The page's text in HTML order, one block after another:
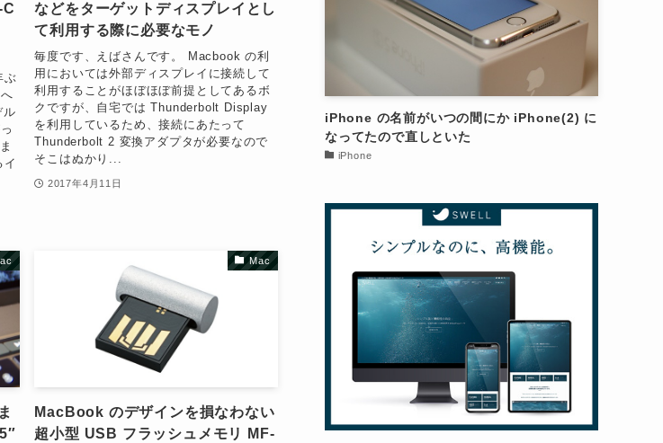
ぶ
ル
などをターゲットディスプレイとし
て利用する際に必要なモノ
毎度です、えばさんです。 Macbook の利
用においては外部ディスプレイに接続して
利用することがほぼほぼ前提としてあるボ
クですが、自宅では Thunderbolt Display
を利用しているため、接続にあたって
Thunderbolt 2 変換アダプタが必要なので
そこはぬかり...
2017年4月11日
Mac
MacBook のデザインを損なわない
超小型 USB フラッシュメモリ MF-
iPhone の名前がいつの間にか iPhone(2) に
なってたので直しといた
iPhone